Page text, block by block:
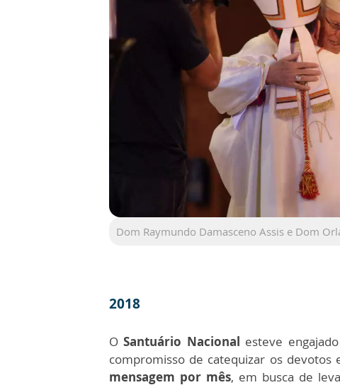
Dom Raymundo Damasceno Assis e Dom
2018
OSantuário Nacional esteve
compromisso de catequizar os devotos
mensagem por mês, em busca de